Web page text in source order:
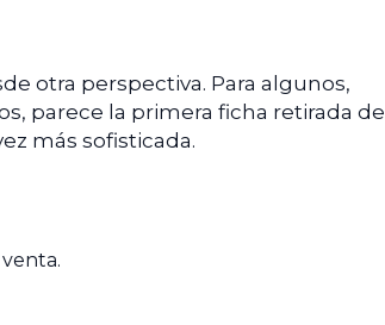
otra perspectiva. Para algunos,
parece la primera ficha retirada de
más sofisticada.